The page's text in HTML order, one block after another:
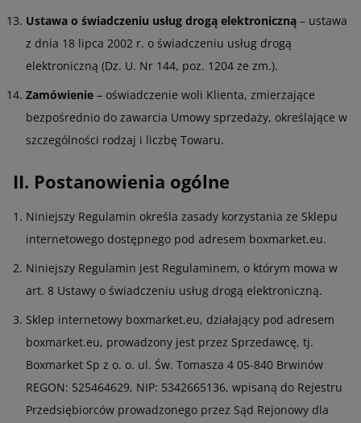
Ustawa o świadczeniu usług drogą elektroniczną – ustawa
z dnia 18 lipca 2002 r. o świadczeniu usług drogą
elektroniczną (Dz. U. Nr 144, poz. 1204 ze zm.).
Zamówienie – oświadczenie woli Klienta, zmierzające
bezpośrednio do zawarcia Umowy sprzedaży, określające w
szczególności rodzaj i liczbę Towaru.
II. Postanowienia ogólne
Niniejszy Regulamin określa zasady korzystania ze Sklepu
internetowego dostępnego pod adresem boxmarket.eu.
Niniejszy Regulamin jest Regulaminem, o którym mowa w
art. 8 Ustawy o świadczeniu usług drogą elektroniczną.
Sklep internetowy boxmarket.eu, działający pod adresem
boxmarket.eu, prowadzony jest przez Sprzedawcę, tj.
Boxmarket Sp z o. o. ul. Św. Tomasza 4 05-840 Brwinów
REGON: 525464629, NIP: 5342665136, wpisaną do Rejestru
Przedsiębiorców prowadzonego przez Sąd Rejonowy dla